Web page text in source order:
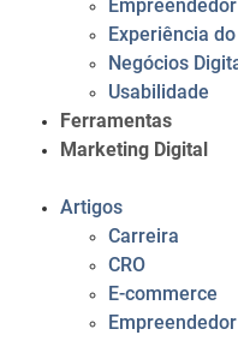
Empreendedor
Experiência
Negócios
Usabilidade
Ferramentas
Marketing Digital
Artigos
Carreira
CRO
E-commerce
Empreendedor